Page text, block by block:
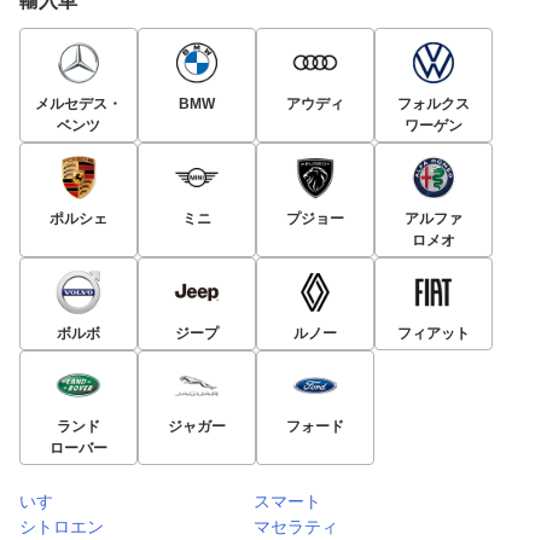
メルセデス・
ベンツ
BMW アウディ
フォルクス
ワーゲン
ポルシェ ミニ プジョー
アルファ
ロメオ
ボルボ ジープ ルノー フィアット
ランド
ローバー
ジャガー フォード
いすゞ
スマート
シトロエン
マセラティ